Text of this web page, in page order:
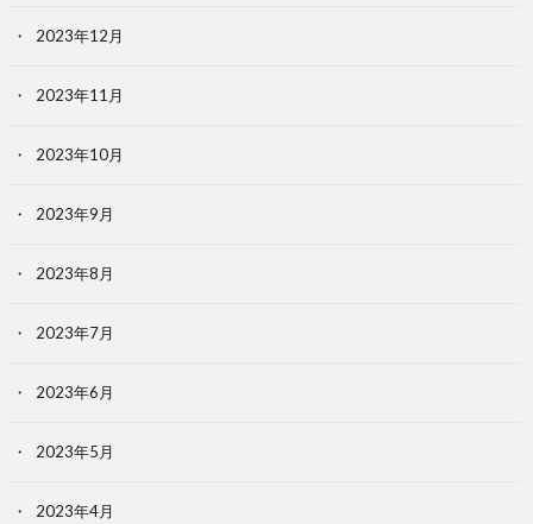
2023年12月
2023年11月
2023年10月
2023年9月
2023年8月
2023年7月
2023年6月
2023年5月
2023年4月